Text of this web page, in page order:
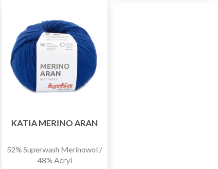
KATIA MERINO ARAN
52% Superwash Merinowol /
48% Acryl